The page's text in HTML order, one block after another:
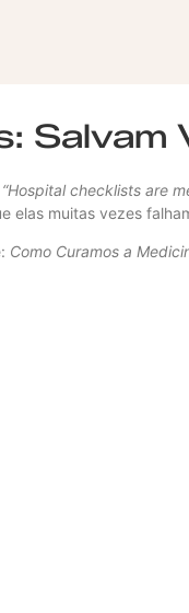
Salvam
“Hospital checklists are
elas muitas vezes
Como Curamos a